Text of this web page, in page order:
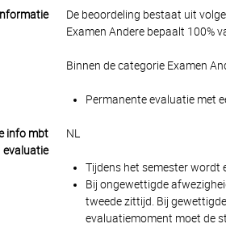
De beoordeling bestaat uit
Examen Andere bepaalt 100%
Binnen de categorie Examen
Permanente evaluatie met
info mbt
evaluatie
NL
Tijdens het semester wordt
Bij ongewettigde
tweede zittijd. Bij
evaluatiemoment moet de